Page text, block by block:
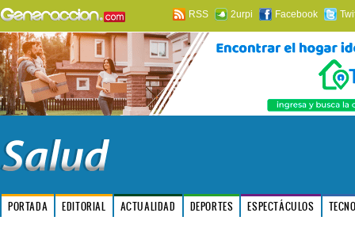
RSS 2urpi Facebook
PORTADA EDITORIAL ACTUALIDAD DEPORTES ESPECTÁCULOS